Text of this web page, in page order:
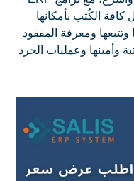
الكُتب بأمكانها
وتتبعها ومعرفة المفقود
وأمينها وعمليات الجرد